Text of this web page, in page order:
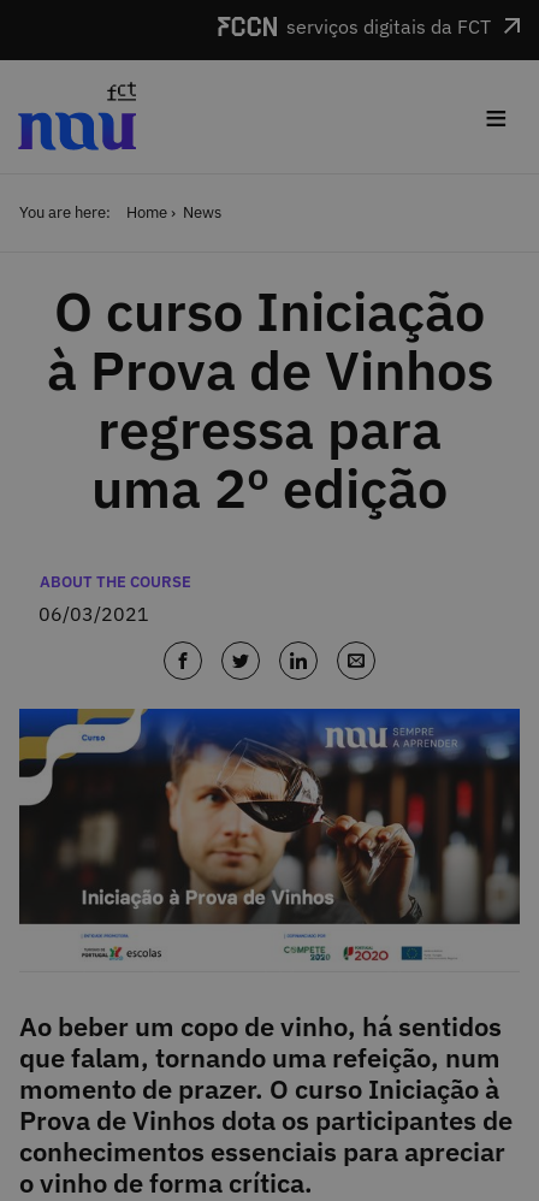
serviços digitais da FCT
≡
You are here: Home News
O curso Iniciação
à Prova de Vinhos
regressa para
uma 2º edição
Categories
ABOUT THE COURSE
06/03/2021
Ao beber um copo de vinho, há sentidos
que falam, tornando uma refeição, num
momento de prazer. ​O curso Iniciação à
Prova de Vinhos dota os participantes de
conhecimentos essenciais para apreciar
o vinho de forma crítica.